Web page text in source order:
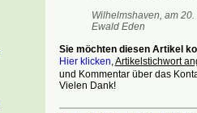
Wilhelmshaven, am 20.
Ewald Eden
Sie möchten diesen Artikel
Hier klicken,Artikelstichwort
und Kommentar über das
Vielen Dank!